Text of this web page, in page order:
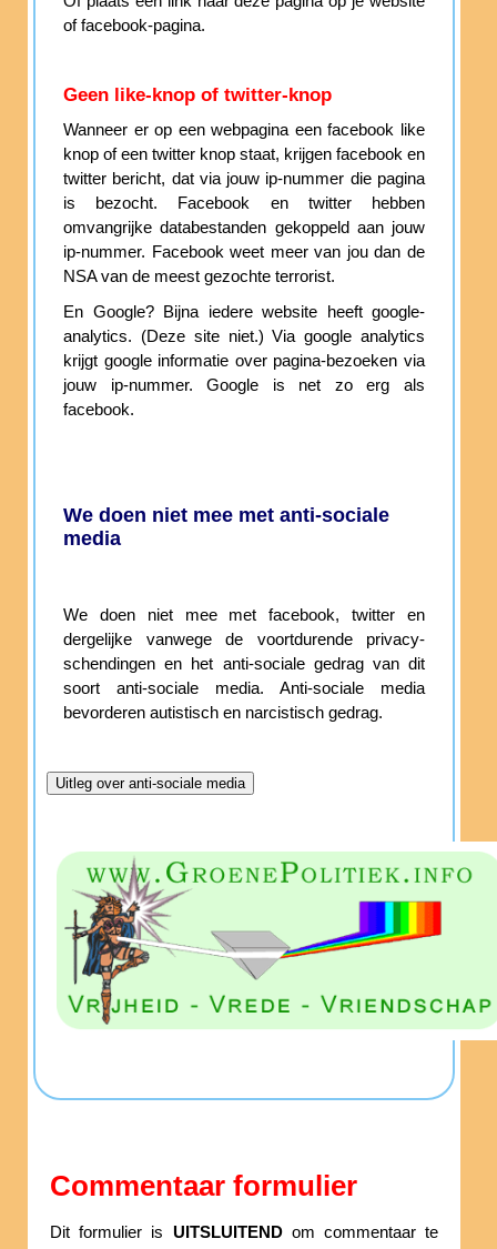
of facebook-pagina.
Geen like-knop of twitter-knop
Wanneer er op een webpagina een facebook like
knop of een twitter knop staat, krijgen facebook en
twitter bericht, dat via jouw ip-nummer die pagina
is bezocht. Facebook en twitter hebben
omvangrijke databestanden gekoppeld aan jouw
ip-nummer. Facebook weet meer van jou dan de
NSA van de meest gezochte terrorist.
En Google? Bijna iedere website heeft google-
analytics. (Deze site niet.) Via google analytics
krijgt google informatie over pagina-bezoeken via
jouw ip-nummer. Google is net zo erg als
facebook.
We doen niet mee met anti-sociale
media
We doen niet mee met facebook, twitter en
dergelijke vanwege de voortdurende privacy-
schendingen en het anti-sociale gedrag van dit
soort anti-sociale media. Anti-sociale media
bevorderen autistisch en narcistisch gedrag.
Commentaar formulier
Dit formulier is UITSLUITENDom commentaar te